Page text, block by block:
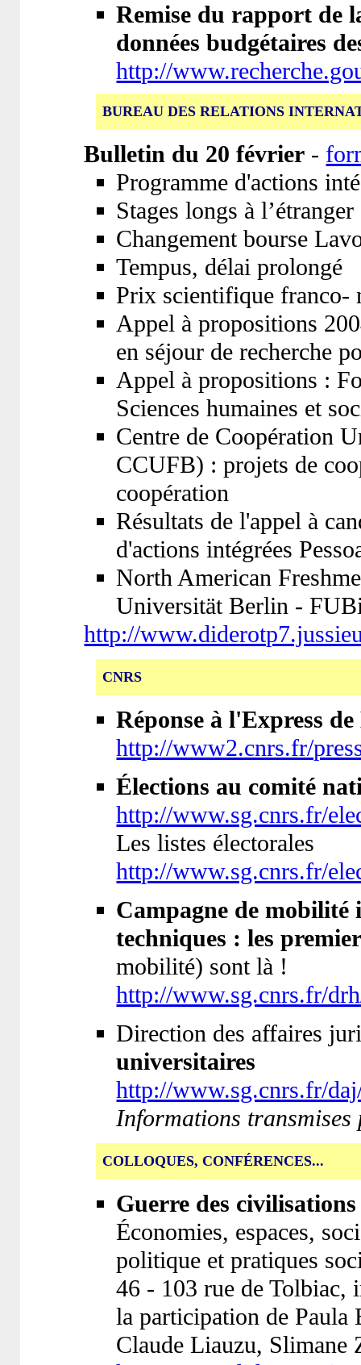
Remise du rapport de
données budgétaires
http://
BUREAU DES RELATIONS
Bulletin du 20 février -
Programme d'actions
Stages longs à
Changement bourse
Tempus, délai prolongé
Prix scientifique franco-
Appel à propositions
en séjour de recherche
Appel à propositions :
Sciences humaines et
Centre de Coopération
CCUFB) : projets de
coopération
Résultats de l'appel à
d'actions intégrées
North American
Universität Berlin -
http://
CNRS
Réponse à l'Express
http://www2.cnrs.fr/
Élections au comité
http://www.sg.cnrs.fr/
Les listes électorales
http://www.sg.cnrs.fr/
Campagne de mobilité
techniques : les
mobilité) sont là !
http://www.sg.cnrs.fr/
Direction des affaires
universitaires
http://www.sg.cnrs.fr/
Informations
COLLOQUES, CONFÉRENCES...
Guerre des civilisations
Économies, espaces,
politique et pratiques
46 - 103 rue de Tolbiac,
la participation de Paula
Claude Liauzu,